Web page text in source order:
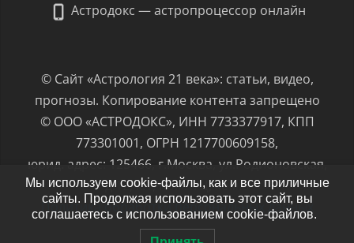
Астродокс — астропроцессор онлайн
© Сайт «Астрология 21 века»: статьи, видео,
прогнозы. Копирование контента запрещено
© ООО «АСТРОДОКС», ИНН 7733377917, КПП
773301001, ОГРН 1217700609158,
юрид. адрес: 125466, г.Москва, ул.Родионовская,
д.12, к.1, пом.1/Ц, ком.8
Политика обработки персональных данных
Мы используем cookie-файлы, как и все приличные
сайты. Продолжая использовать этот сайт, вы
соглашаетесь с использованием cookie-файлов.